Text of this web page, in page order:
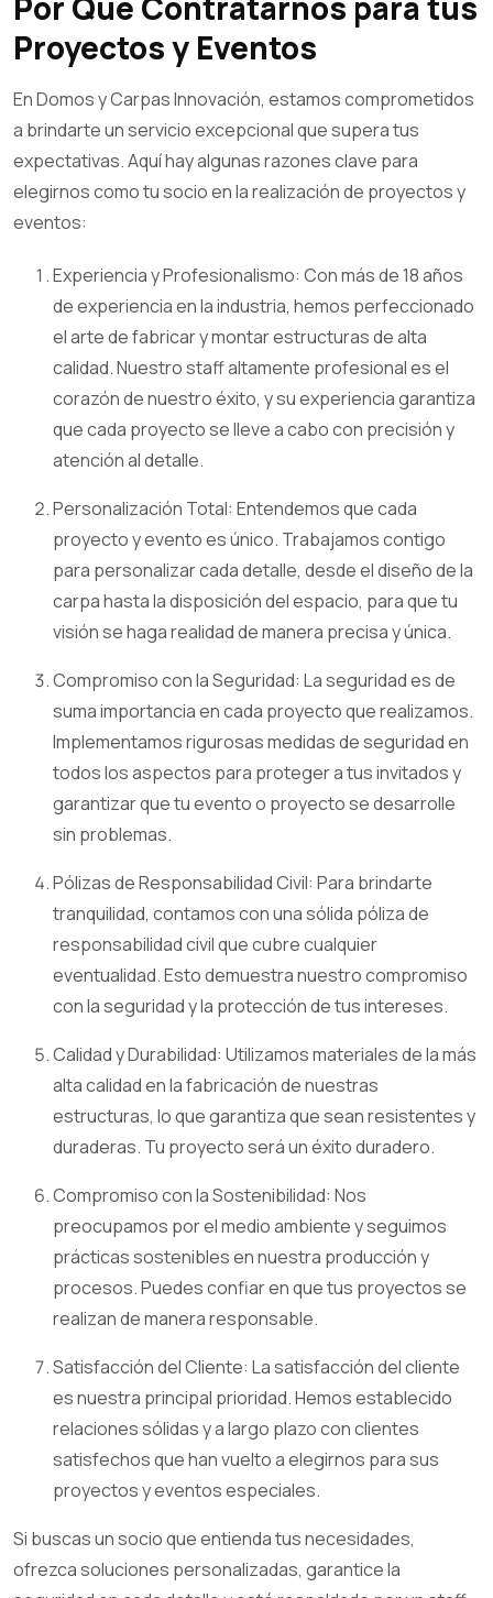
Proyectos y Eventos
En Domos y Carpas Innovación, estamos comprometidos
a brindarte un servicio excepcional que supera tus
expectativas. Aquí hay algunas razones clave para
elegirnos como tu socio en la realización de proyectos y
eventos:
Experiencia y Profesionalismo: Con más de 18 años
de experiencia en la industria, hemos perfeccionado
el arte de fabricar y montar estructuras de alta
calidad. Nuestro staff altamente profesional es el
corazón de nuestro éxito, y su experiencia garantiza
que cada proyecto se lleve a cabo con precisión y
atención al detalle.
Personalización Total: Entendemos que cada
proyecto y evento es único. Trabajamos contigo
para personalizar cada detalle, desde el diseño de la
carpa hasta la disposición del espacio, para que tu
visión se haga realidad de manera precisa y única.
Compromiso con la Seguridad: La seguridad es de
suma importancia en cada proyecto que realizamos.
Implementamos rigurosas medidas de seguridad en
todos los aspectos para proteger a tus invitados y
garantizar que tu evento o proyecto se desarrolle
sin problemas.
Pólizas de Responsabilidad Civil: Para brindarte
tranquilidad, contamos con una sólida póliza de
responsabilidad civil que cubre cualquier
eventualidad. Esto demuestra nuestro compromiso
con la seguridad y la protección de tus intereses.
Calidad y Durabilidad: Utilizamos materiales de la más
alta calidad en la fabricación de nuestras
estructuras, lo que garantiza que sean resistentes y
duraderas. Tu proyecto será un éxito duradero.
Compromiso con la Sostenibilidad: Nos
preocupamos por el medio ambiente y seguimos
prácticas sostenibles en nuestra producción y
procesos. Puedes confiar en que tus proyectos se
realizan de manera responsable.
Satisfacción del Cliente: La satisfacción del cliente
es nuestra principal prioridad. Hemos establecido
relaciones sólidas y a largo plazo con clientes
satisfechos que han vuelto a elegirnos para sus
proyectos y eventos especiales.
Si buscas un socio que entienda tus necesidades,
ofrezca soluciones personalizadas, garantice la